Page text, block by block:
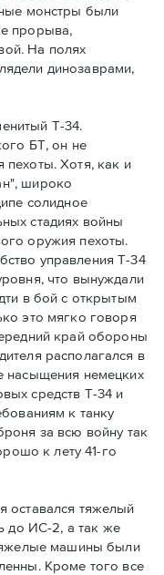
монстры были
прорыва,
На полях
динозаврами,
Т-34.
БТ, он не
пехоты. Хотя, как и
широко
солидное
стадиях войны
оружия пехоты.
управления Т-34
что вынуждали
в бой с открытым
это мягко говоря
край обороны
располагался в
насыщения немецких
средств Т-34 и
к танку
за всю войну так
к лету 41-го
оставался тяжелый
до ИС-2, а так же
машины были
Кроме того все